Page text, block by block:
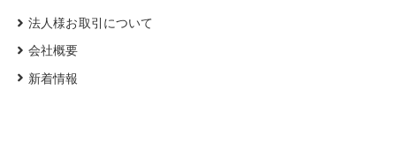
法人様お取引について
会社概要
新着情報